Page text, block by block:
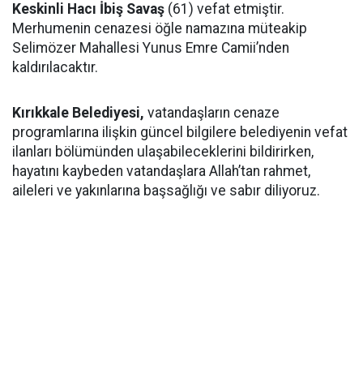
Keskinli Hacı İbiş Savaş (61) vefat etmiştir.
Merhumenin cenazesi öğle namazına müteakip
Selimözer Mahallesi Yunus Emre Camii’nden
kaldırılacaktır.
Kırıkkale Belediyesi, vatandaşların cenaze
programlarına ilişkin güncel bilgilere belediyenin vefat
ilanları bölümünden ulaşabileceklerini bildirirken,
hayatını kaybeden vatandaşlara Allah’tan rahmet,
aileleri ve yakınlarına başsağlığı ve sabır diliyoruz.